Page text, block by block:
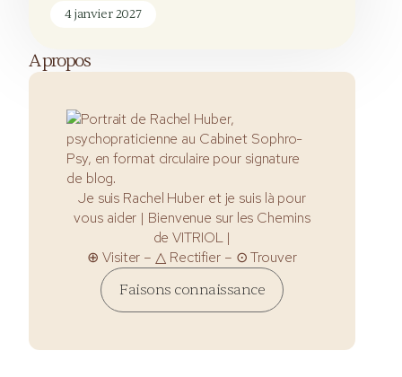
4 janvier 2027
A propos
Je suis Rachel Huber et je suis là pour
vous aider | Bienvenue sur les Chemins
de VITRIOL |
⊕ Visiter – △ Rectifier – ⊙ Trouver
Faisons connaissance